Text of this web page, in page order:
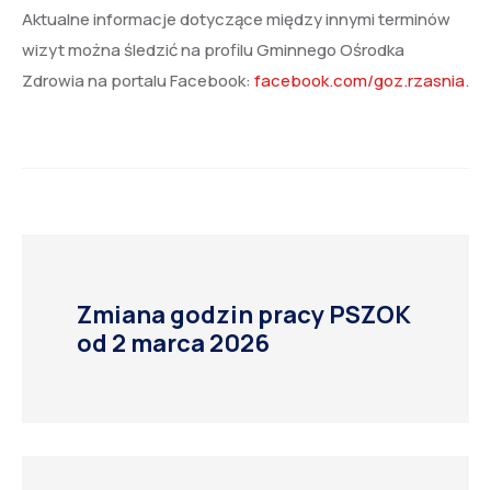
Aktualne informacje dotyczące między innymi terminów
wizyt można śledzić na profilu Gminnego Ośrodka
Zdrowia na portalu Facebook: facebook.com/goz.rzasnia.
Zmiana godzin pracy PSZOK
od 2 marca 2026